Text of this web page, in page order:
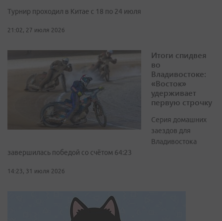
Турнир проходил в Китае с 18 по 24 июля
21:02, 27 июля 2026
Итоги спидвея
во
Владивостоке:
«Восток»
удерживает
первую строчку
Серия домашних
заездов для
Владивостока
завершилась победой со счётом 64:23
14:23, 31 июля 2026